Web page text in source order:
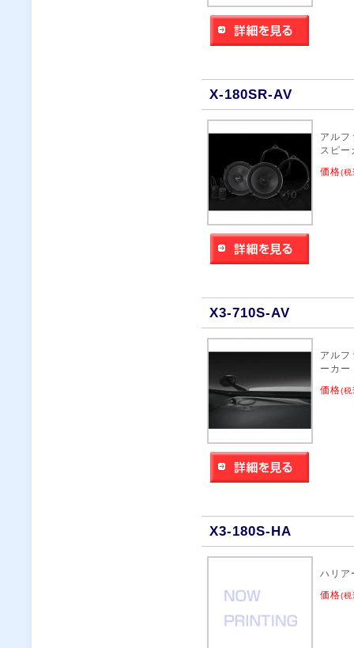
X-180SR-AV
アルフ
スピー
価格(税
X3-710S-AV
アルフ
ーカー
価格(税
X3-180S-HA
ハリア
価格(税